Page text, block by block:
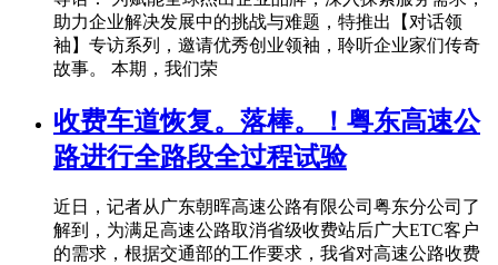
助力企业解决发展中的挑战与难题，特推出【对话领
袖】专访系列，邀请优秀创业领袖，聆听企业家们传奇
故事。 本期，我们荣
收费车道恢复。落棒。！粤东高速公
路进行全路段全过程试验
近日，记者从广东朝晖高速公路有限公司粤东分公司了
解到，为满足高速公路取消省级收费站后广大ETC客户
的需求，根据交通部的工作要求，我省对高速公路收费